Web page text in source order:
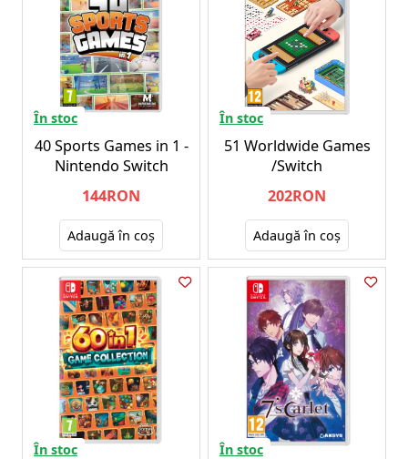
În stoc
40 Sports Games in 1 -
Nintendo Switch
144RON
Adaugă în coş
În stoc
51 Worldwide Games
/Switch
202RON
Adaugă în coş
În stoc În stoc